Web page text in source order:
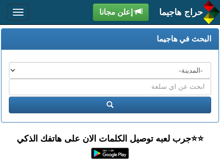
حراج هاجيما إعلن مجانا
البحث في هاجيما
المدن
اكتب
عبارة
البحث
ابحث
⭐️⭐جرب لعبه توصيل الكلمات الان على هاتفك الذكي